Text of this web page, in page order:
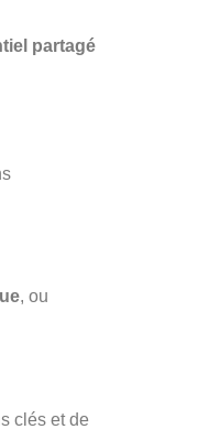
partagé
, ou
clés et de